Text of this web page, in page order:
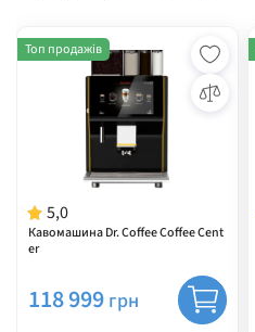
5,0
Кавомашина Dr. Coffee Coffee Cent
er
Топ продажів
118 999 грн